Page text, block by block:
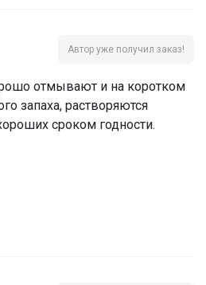
Автор уже получил заказ!
отмывают и на коротком
запаха, растворяются
сроком годности.